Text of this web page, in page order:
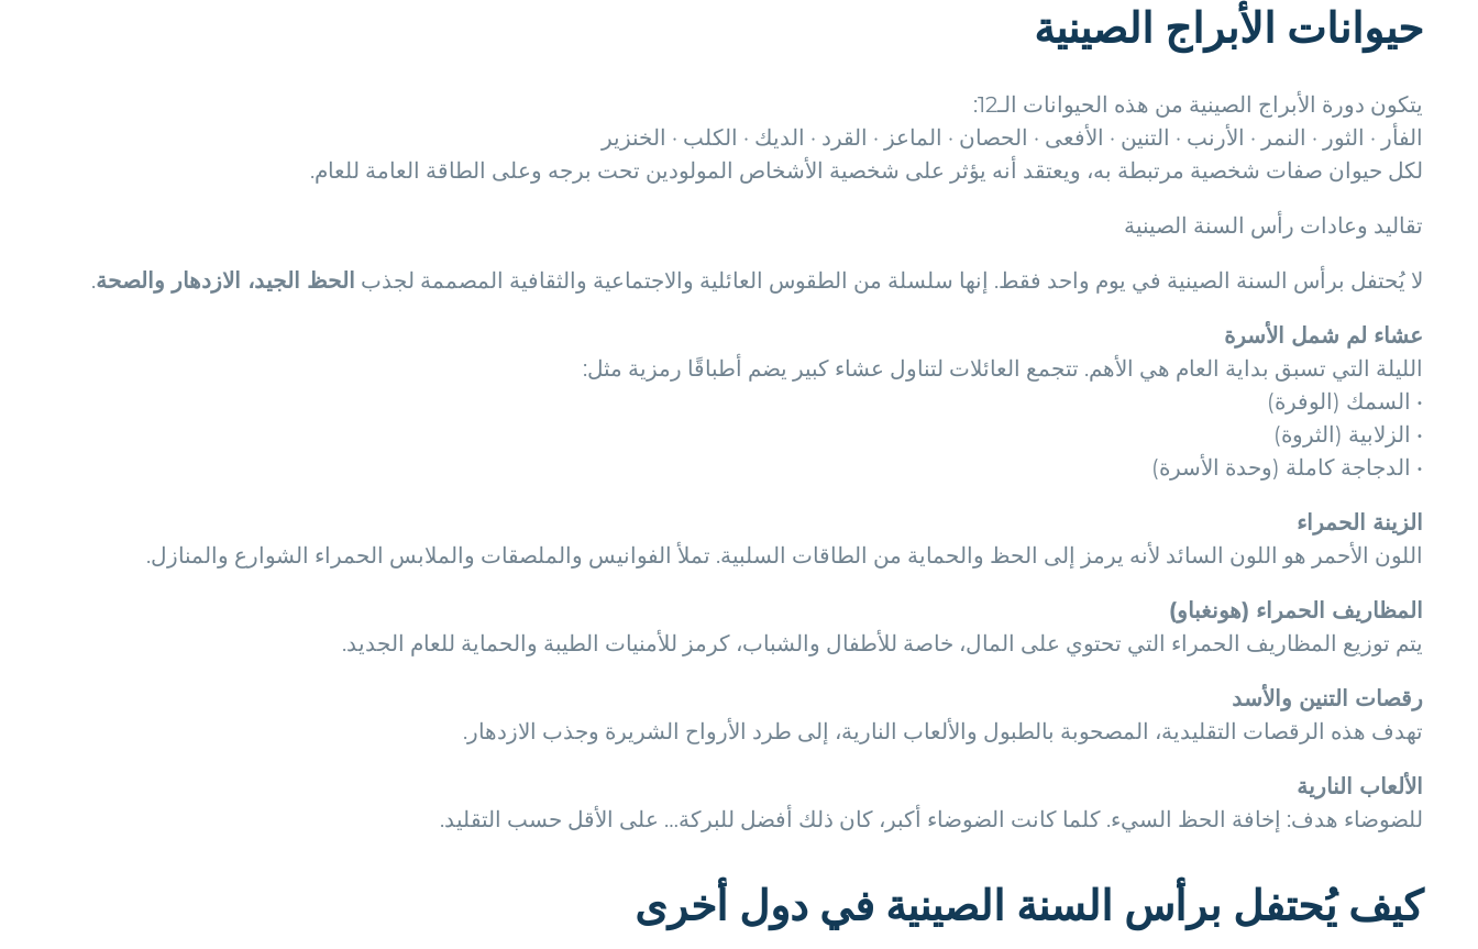
حيوانات الأبراج الصينية
يتكون دورة الأبراج الصينية من هذه الحيوانات الـ12:
الفأر · الثور · النمر · الأرنب · التنين · الأفعى · الحصان · الماعز · القرد · الديك · الكلب · الخنزير
لكل حيوان صفات شخصية مرتبطة به، ويعتقد أنه يؤثر على شخصية الأشخاص المولودين تحت برجه وعلى الطاقة العامة للعام.
تقاليد وعادات رأس السنة الصينية
لا يُحتفل برأس السنة الصينية في يوم واحد فقط. إنها سلسلة من الطقوس العائلية والاجتماعية والثقافية المصممة لجذب الحظ الجيد، الازدهار والصحة.
عشاء لم شمل الأسرة
الليلة التي تسبق بداية العام هي الأهم. تتجمع العائلات لتناول عشاء كبير يضم أطباقًا رمزية مثل:
• السمك (الوفرة)
• الزلابية (الثروة)
• الدجاجة كاملة (وحدة الأسرة)
الزينة الحمراء
اللون الأحمر هو اللون السائد لأنه يرمز إلى الحظ والحماية من الطاقات السلبية. تملأ الفوانيس والملصقات والملابس الحمراء الشوارع والمنازل.
المظاريف الحمراء (هونغباو)
يتم توزيع المظاريف الحمراء التي تحتوي على المال، خاصة للأطفال والشباب، كرمز للأمنيات الطيبة والحماية للعام الجديد.
رقصات التنين والأسد
تهدف هذه الرقصات التقليدية، المصحوبة بالطبول والألعاب النارية، إلى طرد الأرواح الشريرة وجذب الازدهار.
الألعاب النارية
للضوضاء هدف: إخافة الحظ السيء. كلما كانت الضوضاء أكبر، كان ذلك أفضل للبركة… على الأقل حسب التقليد.
كيف يُحتفل برأس السنة الصينية في دول أخرى